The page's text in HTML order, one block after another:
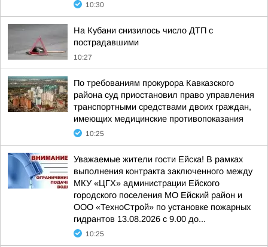
10:30
На Кубани снизилось число ДТП с
пострадавшими
10:27
По требованиям прокурора Кавказского
района суд приостановил право управления
транспортными средствами двоих граждан,
имеющих медицинские противопоказания
10:25
Уважаемые жители гости Ейска! В рамках
выполнения контракта заключенного между
МКУ «ЦГХ» администрации Ейского
городского поселения МО Ейский район и
ООО «ТехноСтрой» по установке пожарных
гидрантов 13.08.2026 с 9.00 до...
10:25